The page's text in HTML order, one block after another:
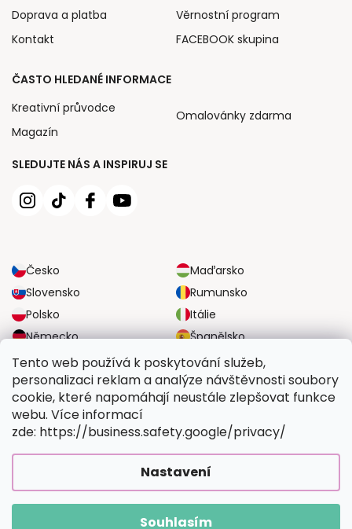
Tento web používá k poskytování služeb,
personalizaci reklam a analýze návštěvnosti soubory
cookie, které napomáhají neustále zlepšovat funkce
webu. Více informací
zde: https://business.safety.google/privacy/
Nastavení
Souhlasím
SLEDUJTE NÁS A INSPIRUJ SE
Česko
Maďarsko
Slovensko
Rumunsko
Polsko
Itálie
Německo
Španělsko
Velká Británie
Rakousko
Doprava a platba
Kontakt
Věrnostní program
FACEBOOK skupina
ČASTO HLEDANÉ INFORMACE
Kreativní průvodce
Magazín
Omalovánky zdarma
SPOLEHLIVÉ MOŽNOSTI DOPRAVY
BEZPEČNÉ MOŽNOSTI PLATBY
Vymalujsisam.cz. Všechna práva vyhrazena.